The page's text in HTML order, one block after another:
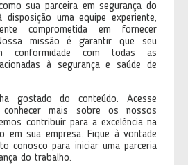
sua parceira em segurança do
uma equipe experiente,
comprometida em fornecer
missão é garantir que seu
conformidade com todas as
à segurança e saúde de
gostado do conteúdo. Acesse
mais sobre os nossos
contribuir para a excelência na
em sua empresa. Fique à vontade
conosco para iniciar uma parceria
do trabalho.